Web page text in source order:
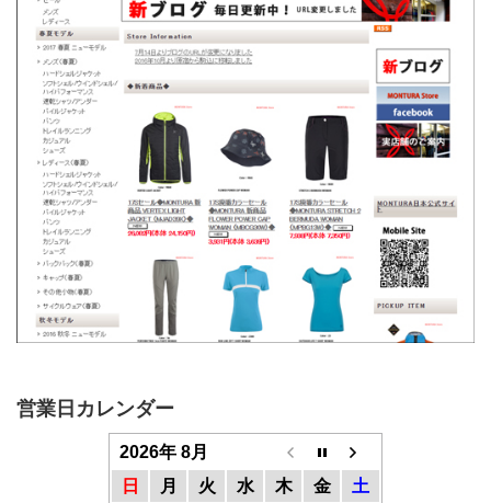
営業日カレンダー
2026年 8月
日
月 火 水 木 金
土